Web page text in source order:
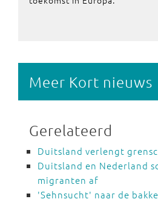
Meer Kort nieuws
Gerelateerd
Duitsland verlengt
Duitsland en Nederland
migranten af
'Sehnsucht' naar de